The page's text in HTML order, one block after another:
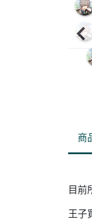
商
目前
王子